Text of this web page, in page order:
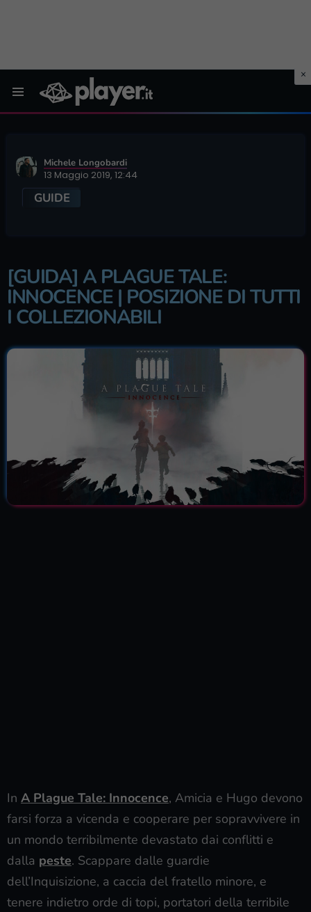
Michele Longobardi
13 Maggio 2019, 12:44
GUIDE
[GUIDA] A PLAGUE TALE:
INNOCENCE | POSIZIONE DI TUTTI
I COLLEZIONABILI
In A Plague Tale: Innocence, Amicia e Hugo devono
farsi forza a vicenda e cooperare per sopravvivere in
un mondo terribilmente devastato dai conflitti e
dalla peste. Scappare dalle guardie
dell’Inquisizione, a caccia del fratello minore, e
tenere indietro orde di topi, portatori della terribile